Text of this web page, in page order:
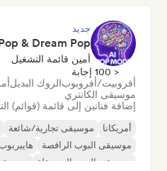
جديد
أمين قائمة التشغيل
< 100 إجابة
أفروبيت/أفروبوبالروك البديل
موسيقى الكانتري
إضافة فنانين إلى قائمة (قوائم)
أمريكانا موسيقى تجارية/شائعة
موسيقى البوب الراقصة
هايبربوب
موسيقى البوب المستقلة